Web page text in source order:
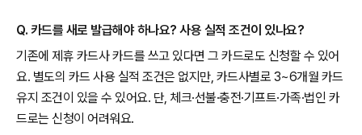
Q. 카드를 새로 발급해야 하나요? 사용 실적 조건이 있나요?
기존에 제휴 카드사 카드를 쓰고 있다면 그 카드로도 신청할 수 있어
요. 별도의 카드 사용 실적 조건은 없지만, 카드사별로 3~6개월 카드
유지 조건이 있을 수 있어요. 단, 체크·선불·충전·기프트·가족·법인 카
드로는 신청이 어려워요.